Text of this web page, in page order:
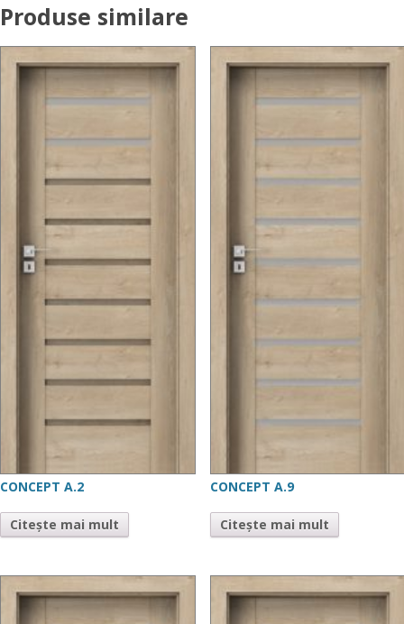
Produse similare
CONCEPT A.2
Citește mai mult
CONCEPT A.9
Citește mai mult